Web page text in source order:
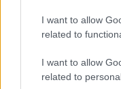
I want to allow
related to
I want to allow
related to